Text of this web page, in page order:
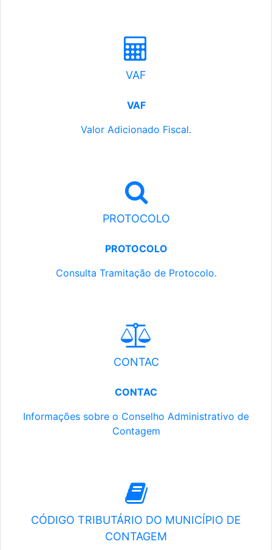
VAF
VAF
Valor Adicionado Fiscal.
PROTOCOLO
PROTOCOLO
Consulta Tramitação de Protocolo.
CONTAC
CONTAC
Informações sobre o Conselho Administrativo de
Contagem
CÓDIGO TRIBUTÁRIO DO MUNICÍPIO DE
CONTAGEM